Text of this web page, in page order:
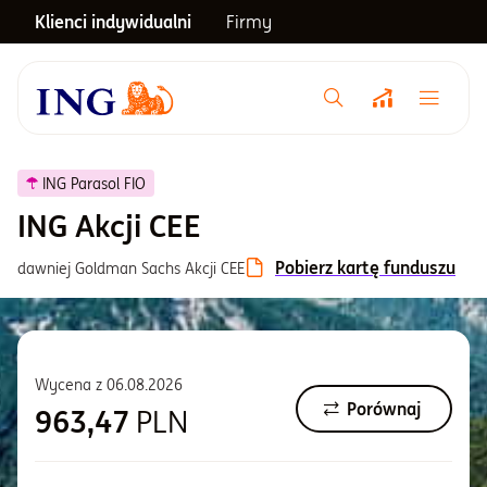
Klienci indywidualni Firmy
Menu główne
Notowania
Emerytura
Inwestycje
Blog
ING Parasol FIO
ING Akcji CEE
dawniej Goldman Sachs Akcji CEE Pobierz kartę funduszu
Wycena z 06.08.2026
963,47 PLN Porównaj